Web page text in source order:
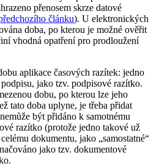
přenosem skrze datové
článku). U elektronických
doba, po kterou je možné ověřit
vhodná opatření pro prodloužení
aplikace časových razítek: jedno
jako tzv. podpisové razítko.
dobu, po kterou lze jeho
tato doba uplyne, je třeba přidat
být přidáno k samotnému
razítko (protože jedno takové už
dokumentu, jako „samostatné“
jako tzv. dokumentové